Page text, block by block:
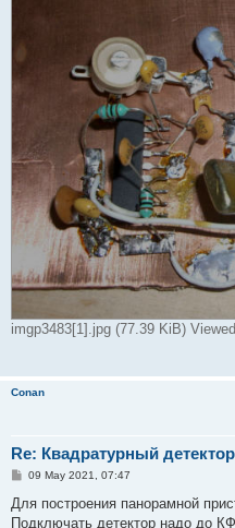
imgp3483[1].jpg (77.39 KiB)
Conan
Re: Квадратурный
P
s
09 May 2021, 07:47
Для построения панорамной
Подключать детектор надо до